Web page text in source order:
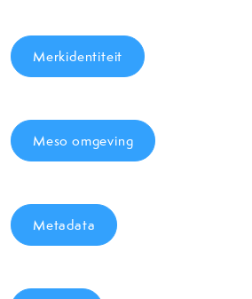
Merkidentiteit
Meso omgeving
Metadata